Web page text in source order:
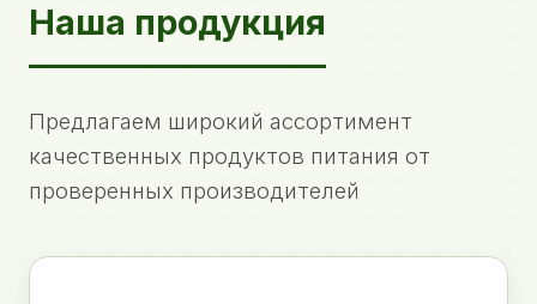
Наша продукция
Предлагаем широкий ассортимент
качественных продуктов питания от
проверенных производителей